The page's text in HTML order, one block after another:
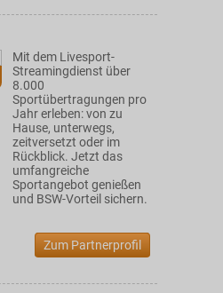
Mit dem Livesport-
Streamingdienst über
8.000
Sportübertragungen pro
Jahr erleben: von zu
Hause, unterwegs,
zeitversetzt oder im
Rückblick. Jetzt das
umfangreiche
Sportangebot genießen
und BSW-Vorteil sichern.
Zum Partnerprofil